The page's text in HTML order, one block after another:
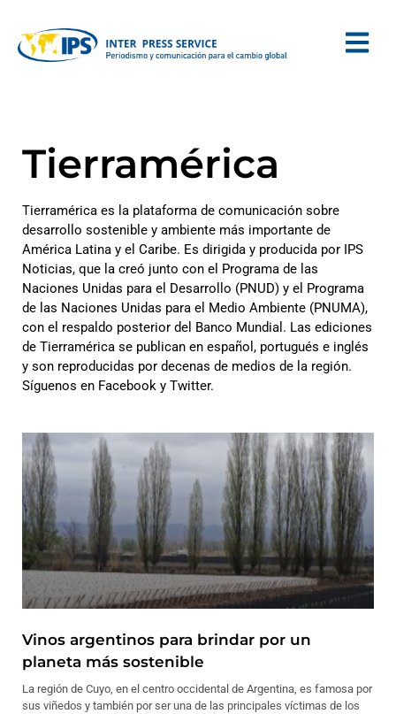
Tierramérica
Tierramérica es la plataforma de comunicación sobre
desarrollo sostenible y ambiente más importante de
América Latina y el Caribe. Es dirigida y producida por IPS
Noticias, que la creó junto con el Programa de las
Naciones Unidas para el Desarrollo (PNUD) y el Programa
de las Naciones Unidas para el Medio Ambiente (PNUMA),
con el respaldo posterior del Banco Mundial. Las ediciones
de Tierramérica se publican en español, portugués e inglés
y son reproducidas por decenas de medios de la región.
Síguenos en Facebook y Twitter.
Vinos argentinos para brindar por un
planeta más sostenible
La región de Cuyo, en el centro occidental de Argentina, es famosa por
sus viñedos y también por ser una de las principales víctimas de los